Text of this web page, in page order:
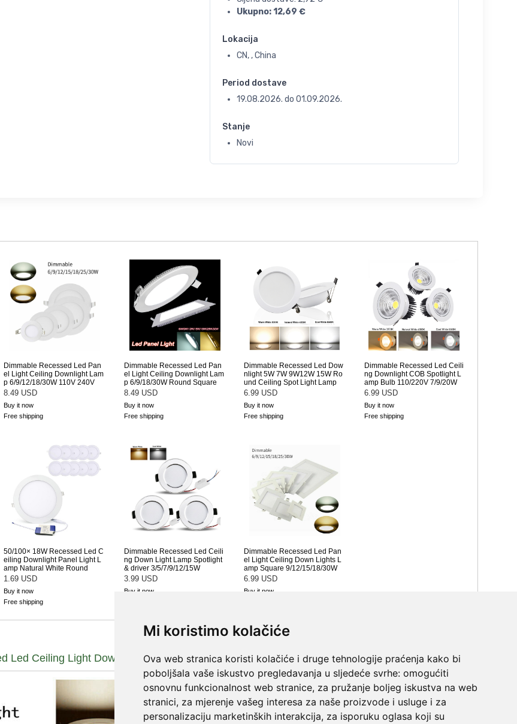
Mi koristimo kolačiće
Ova web stranica koristi kolačiće i druge tehnologije praćenja kako bi
poboljšala vaše iskustvo pregledavanja u sljedeće svrhe: omogućiti
osnovnu funkcionalnost web stranice, za pružanje boljeg iskustva na web
stranici, za mjerenje vašeg interesa za naše proizvode i usluge i za
personalizaciju marketinških interakcija, za isporuku oglasa koji su
Ukupno:12,69 €
Lokacija
CN, , China
Period dostave
19.08.2026. do 01.09.2026.
Stanje
Novi